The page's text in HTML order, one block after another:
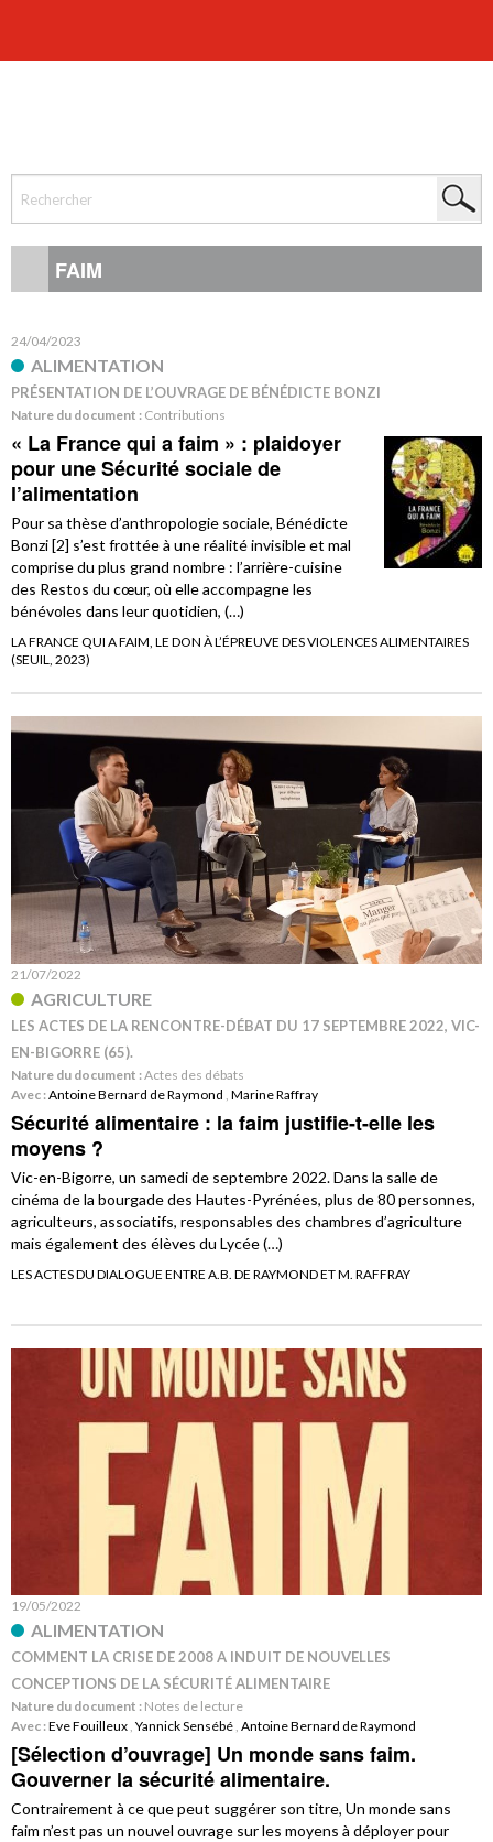
FAIM
24/04/2023
ALIMENTATION
PRÉSENTATION DE L’OUVRAGE DE BÉNÉDICTE BONZI
Nature du document : Contributions
« La France qui a faim » : plaidoyer
pour une Sécurité sociale de
l’alimentation
Pour sa thèse d’anthropologie sociale, Bénédicte
Bonzi [2] s’est frottée à une réalité invisible et mal
comprise du plus grand nombre : l’arrière-cuisine
des Restos du cœur, où elle accompagne les
bénévoles dans leur quotidien, (…)
LA FRANCE QUI A FAIM, LE DON À L’ÉPREUVE DES VIOLENCES ALIMENTAIRES
(SEUIL, 2023)
21/07/2022
AGRICULTURE
LES ACTES DE LA RENCONTRE-DÉBAT DU 17 SEPTEMBRE 2022, VIC-
EN-BIGORRE (65).
Nature du document :Actes des débats
Avec :Antoine Bernard de Raymond Marine Raffray
Sécurité alimentaire : la faim justifie-t-elle les
moyens ?
Vic-en-Bigorre, un samedi de septembre 2022. Dans la salle de
cinéma de la bourgade des Hautes-Pyrénées, plus de 80 personnes,
agriculteurs, associatifs, responsables des chambres d’agriculture
mais également des élèves du Lycée (…)
LES ACTES DU DIALOGUE ENTRE A.B. DE RAYMOND ET M. RAFFRAY
19/05/2022
ALIMENTATION
COMMENT LA CRISE DE 2008 A INDUIT DE NOUVELLES
CONCEPTIONS DE LA SÉCURITÉ ALIMENTAIRE
Nature du document : Notes de lecture
Avec :Eve Fouilleux , Yannick Sensébé , Antoine Bernard de Raymond
[Sélection d’ouvrage] Un monde sans faim.
Gouverner la sécurité alimentaire.
Contrairement à ce que peut suggérer son titre, Un monde sans
faim n’est pas un nouvel ouvrage sur les moyens à déployer pour